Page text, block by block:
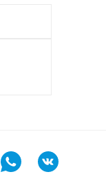
v2,
p7,